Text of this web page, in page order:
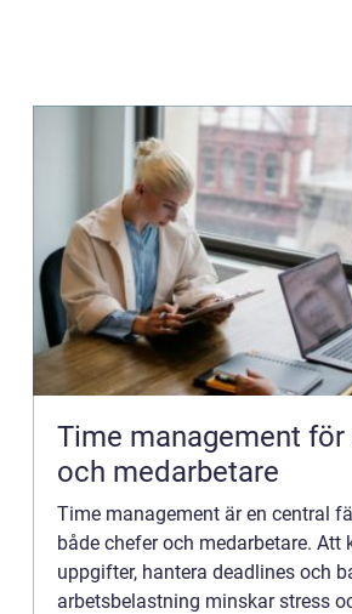
Time management
och medarbetare
Time management är en central
både chefer och medarbetare. Att
uppgifter, hantera deadlines och
arbetsbelastning minskar stress